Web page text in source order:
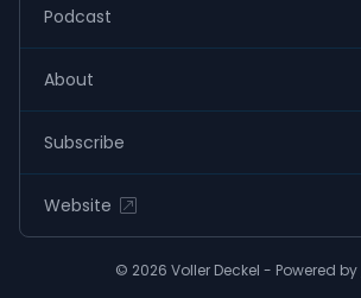
Podcast
About
Subscribe
Website
© 2026 Voller Deckel - Powered by